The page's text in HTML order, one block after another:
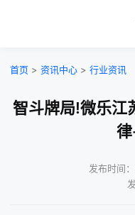
首页 > 资讯中心 > 行业资讯
智斗牌局!微乐江
发布时间